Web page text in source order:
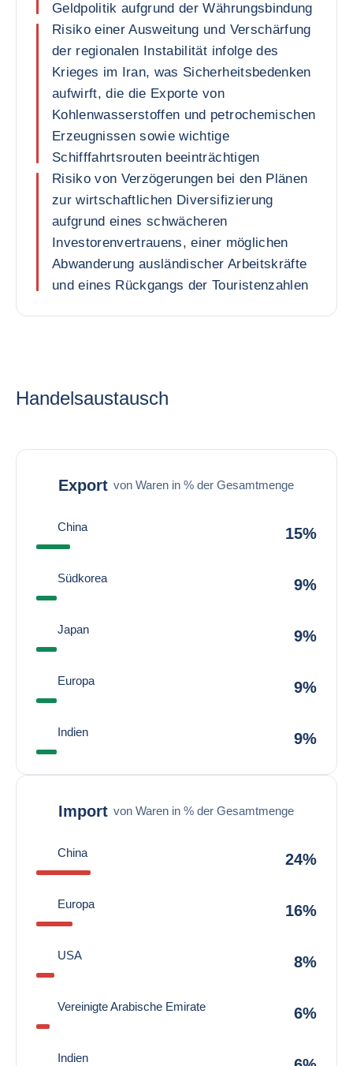
Geldpolitik aufgrund der Währungsbindung
Risiko einer Ausweitung und Verschärfung
der regionalen Instabilität infolge des
Krieges im Iran, was Sicherheitsbedenken
aufwirft, die die Exporte von
Kohlenwasserstoffen und petrochemischen
Erzeugnissen sowie wichtige
Schifffahrtsrouten beeinträchtigen
Risiko von Verzögerungen bei den Plänen
zur wirtschaftlichen Diversifizierung
aufgrund eines schwächeren
Investorenvertrauens, einer möglichen
Abwanderung ausländischer Arbeitskräfte
und eines Rückgangs der Touristenzahlen
Handelsaustausch
Export von Waren in % der Gesamtmenge
China 15%
Südkorea 9%
Japan 9%
Europa 9%
Indien 9%
Import von Waren in % der Gesamtmenge
China 24%
Europa 16%
USA 8%
Vereinigte Arabische Emirate 6%
Indien